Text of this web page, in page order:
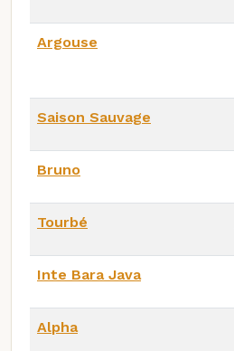
Argouse
Saison Sauvage
Bruno
Tourbé
Inte Bara Java
Alpha